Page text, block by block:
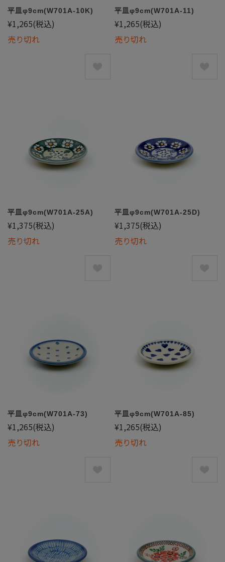
平皿φ9cm(W701A-10K)
¥1,265(税込)
売り切れ
平皿φ9cm(W701A-11)
¥1,265(税込)
売り切れ
平皿φ9cm(W701A-25A)
¥1,375(税込)
売り切れ
平皿φ9cm(W701A-25D)
¥1,375(税込)
売り切れ
平皿φ9cm(W701A-73)
¥1,265(税込)
売り切れ
平皿φ9cm(W701A-85)
¥1,265(税込)
売り切れ